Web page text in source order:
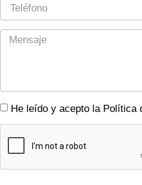
He leído y acepto la Política